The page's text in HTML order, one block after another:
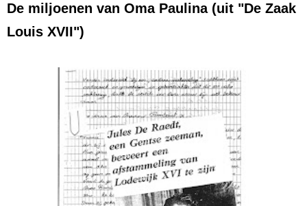
De miljoenen van Oma Paulina (uit "De Zaak
Louis XVII")